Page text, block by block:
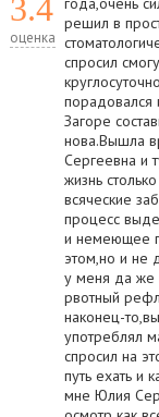
3.4
оценка
решил в
спросил
порадовался
Загоре
нова.Вышла
Сергеевна и
жизнь
всяческие
процесс
и немеющее
этом,но и не
у меня да же
рвотный
наконец-
употреблял
спросил на
путь ехать и
мне Юлия